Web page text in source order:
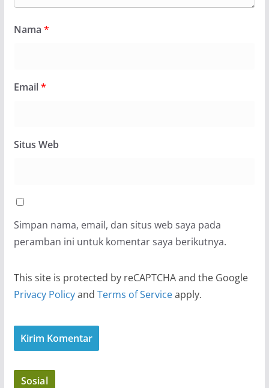
Nama *
Email*
Situs Web
Simpan nama, email, dan situs web saya pada
peramban ini untuk komentar saya berikutnya.
This site is protected by reCAPTCHA and the Google
Privacy Policyand Terms of Serviceapply.
Sosial